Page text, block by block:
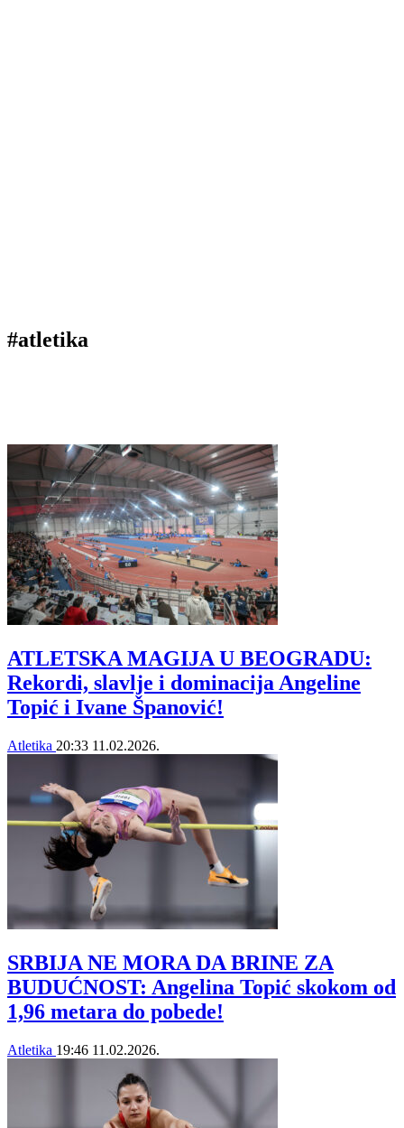
#atletika
ATLETSKA MAGIJA U BEOGRADU:
Rekordi, slavlje i dominacija Angeline
Topić i Ivane Španović!
Atletika 20:33 11.02.2026.
SRBIJA NE MORA DA BRINE ZA
BUDUĆNOST: Angelina Topić skokom od
1,96 metara do pobede!
Atletika 19:46 11.02.2026.